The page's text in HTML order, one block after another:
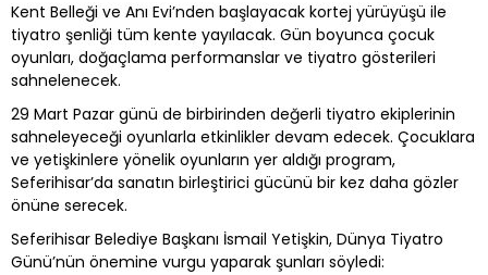
Kent Belleği ve Anı Evi’nden başlayacak kortej yürüyüşü ile
tiyatro şenliği tüm kente yayılacak. Gün boyunca çocuk
oyunları, doğaçlama performanslar ve tiyatro gösterileri
sahnelenecek.
29 Mart Pazar günü de birbirinden değerli tiyatro ekiplerinin
sahneleyeceği oyunlarla etkinlikler devam edecek. Çocuklara
ve yetişkinlere yönelik oyunların yer aldığı program,
Seferihisar’da sanatın birleştirici gücünü bir kez daha gözler
önüne serecek.
Seferihisar Belediye Başkanı İsmail Yetişkin, Dünya Tiyatro
Günü’nün önemine vurgu yaparak şunları söyledi: